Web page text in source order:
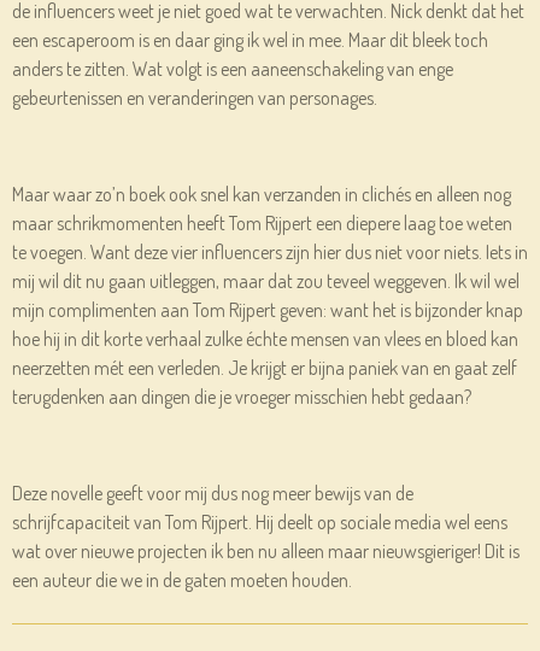
de influencers weet je niet goed wat te verwachten. Nick denkt dat het
een escaperoom is en daar ging ik wel in mee. Maar dit bleek toch
anders te zitten. Wat volgt is een aaneenschakeling van enge
gebeurtenissen en veranderingen van personages.
Maar waar zo’n boek ook snel kan verzanden in clichés en alleen nog
maar schrikmomenten heeft Tom Rijpert een diepere laag toe weten
te voegen. Want deze vier influencers zijn hier dus niet voor niets. Iets in
mij wil dit nu gaan uitleggen, maar dat zou teveel weggeven. Ik wil wel
mijn complimenten aan Tom Rijpert geven: want het is bijzonder knap
hoe hij in dit korte verhaal zulke échte mensen van vlees en bloed kan
neerzetten mét een verleden. Je krijgt er bijna paniek van en gaat zelf
terugdenken aan dingen die je vroeger misschien hebt gedaan?
Deze novelle geeft voor mij dus nog meer bewijs van de
schrijfcapaciteit van Tom Rijpert. Hij deelt op sociale media wel eens
wat over nieuwe projecten ik ben nu alleen maar nieuwsgieriger! Dit is
een auteur die we in de gaten moeten houden.